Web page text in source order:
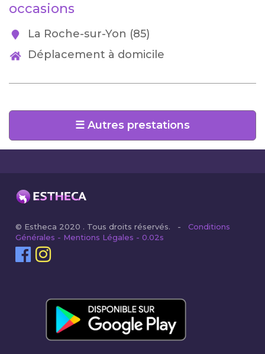
occasions
La Roche-sur-Yon (85)
Déplacement à domicile
☰ Autres prestations
© Estheca 2020 . Tous droits réservés. -Conditions
Générales - Mentions Légales - 0.02s